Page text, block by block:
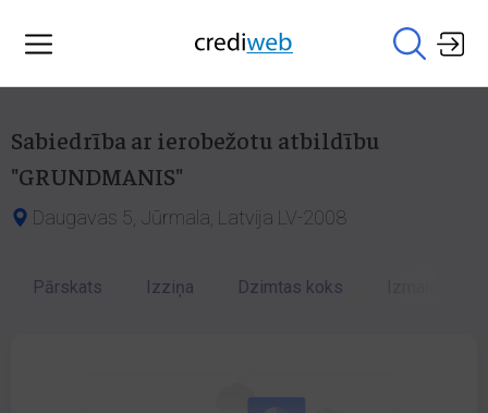
Sabiedrība ar ierobežotu atbildību
"GRUNDMANIS"
Daugavas 5, Jūrmala, Latvija LV-2008
Pārskats Izziņa Dzimtas koks